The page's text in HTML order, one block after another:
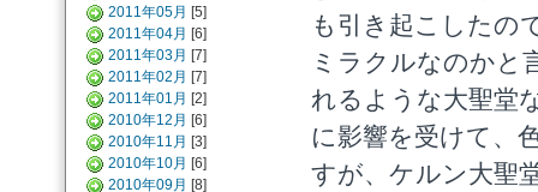
2011年05月 [5]
2011年04月 [6]
2011年03月 [7]
2011年02月 [7]
2011年01月 [2]
2010年12月 [6]
2010年11月 [3]
2010年10月 [6]
2010年09月 [8]
も引き起こしたの
ミラクルなのかと
れるような大聖堂
に影響を受けて、
すが、ケルン大聖